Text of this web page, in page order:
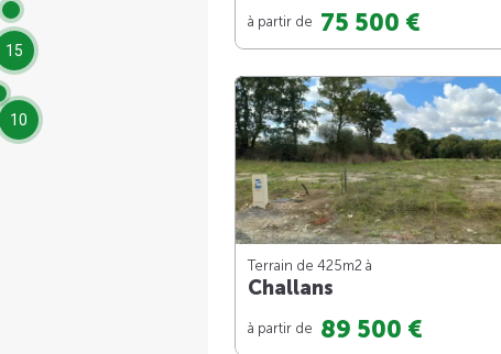
15
10
à partir de 75 500 €
Terrain de 425m2 à
Challans
à partir de 89 500 €